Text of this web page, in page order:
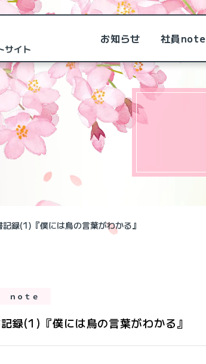
お知らせ 社員note
記録(1)『僕には鳥の言葉がわかる』
ｎｏｔｅ
録(1)『僕には鳥の言葉がわかる』